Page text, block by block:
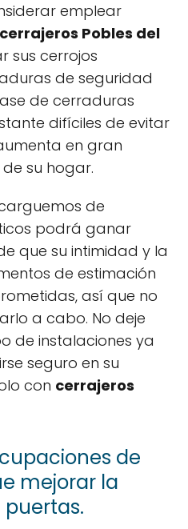
emplear
cerrajeros Pobles del
sus cerrojos
de seguridad
de cerraduras
difíciles de evitar
en gran
su hogar.
de
podrá ganar
que su intimidad y la
de estimación
así que no
a cabo. No deje
de instalaciones ya
seguro en su
con cerrajeros
de
mejorar la